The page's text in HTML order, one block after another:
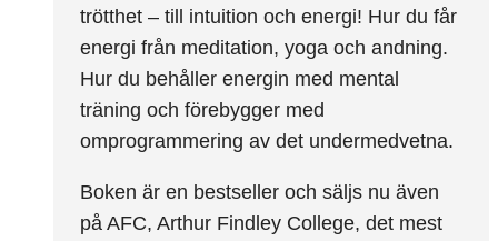
trötthet – till intuition och energi! Hur du får
energi från meditation, yoga och andning.
Hur du behåller energin med mental
träning och förebygger med
omprogrammering av det undermedvetna.
Boken är en bestseller och säljs nu även
på AFC, Arthur Findley College, det mest